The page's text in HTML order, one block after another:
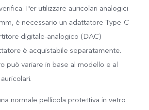
Per utilizzare auricolari analogici
è necessario un adattatore Type-C
digitale-analogico (DAC)
è acquistabile separatamente.
può variare in base al modello e al
normale pellicola protettiva in vetro